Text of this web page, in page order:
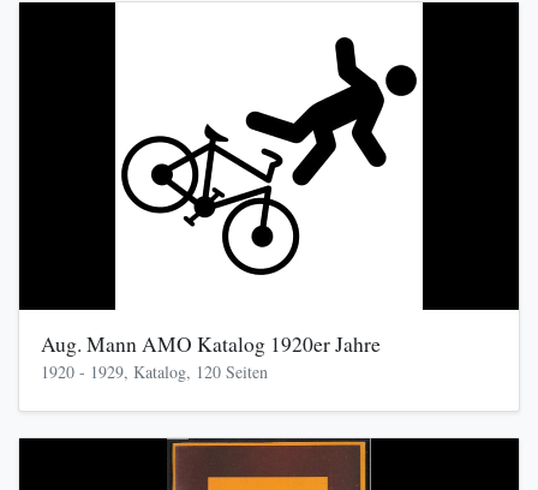
Aug. Mann AMO Katalog 1920er Jahre
1920 - 1929, Katalog, 120 Seiten